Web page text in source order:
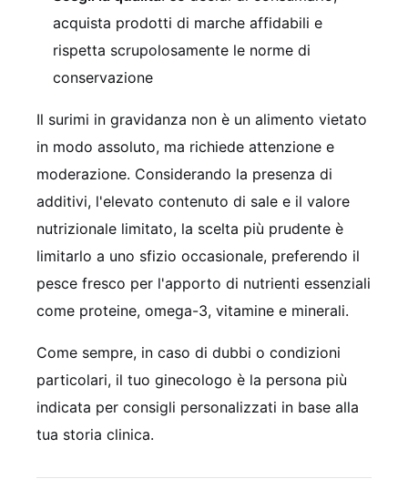
acquista prodotti di marche affidabili e
rispetta scrupolosamente le norme di
conservazione
Il surimi in gravidanza non è un alimento vietato
in modo assoluto, ma richiede attenzione e
moderazione. Considerando la presenza di
additivi, l'elevato contenuto di sale e il valore
nutrizionale limitato, la scelta più prudente è
limitarlo a uno sfizio occasionale, preferendo il
pesce fresco per l'apporto di nutrienti essenziali
come proteine, omega-3, vitamine e minerali.
Come sempre, in caso di dubbi o condizioni
particolari, il tuo ginecologo è la persona più
indicata per consigli personalizzati in base alla
tua storia clinica.